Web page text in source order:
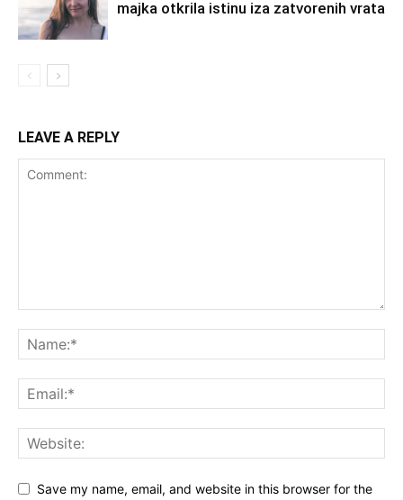
majka otkrila istinu iza zatvorenih vrata
LEAVE A REPLY
Save my name, email, and website in this browser for the